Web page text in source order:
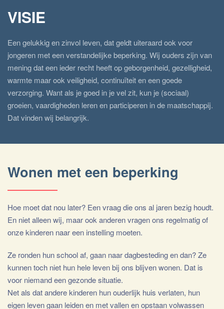
VISIE
Een gelukkig en zinvol leven, dat geldt uiteraard ook voor
jongeren met een verstandelijke beperking. Wij ouders zijn van
mening dat een ieder recht heeft op geborgenheid, gezelligheid,
warmte maar ook veiligheid, continuïteit en een goede
verzorging. Want als je goed in je vel zit, kun je (sociaal)
groeien, vaardigheden leren en participeren in de maatschappij.
Dat vinden wij belangrijk.
Wonen met een beperking
Hoe moet dat nou later? Een vraag die ons al jaren bezig houdt.
En niet alleen wij, maar ook anderen vragen ons regelmatig of
onze kinderen naar een instelling moeten.
Ze ronden hun school af, gaan naar dagbesteding en dan? Ze
kunnen toch niet hun hele leven bij ons blijven wonen. Dat is
voor niemand een gezonde situatie.
Net als dat andere kinderen hun ouderlijk huis verlaten, hun
eigen leven gaan leiden en met vallen en opstaan volwassen